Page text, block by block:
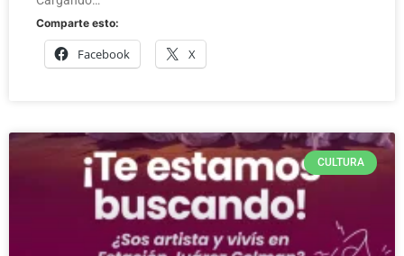
Comparte esto:
Facebook X
CULTURA